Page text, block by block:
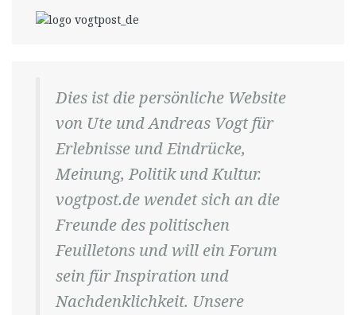
Dies ist die persönliche Website
von Ute und Andreas Vogt für
Erlebnisse und Eindrücke,
Meinung, Politik und Kultur.
vogtpost.de wendet sich an die
Freunde des politischen
Feuilletons und will ein Forum
sein für Inspiration und
Nachdenklichkeit. Unsere